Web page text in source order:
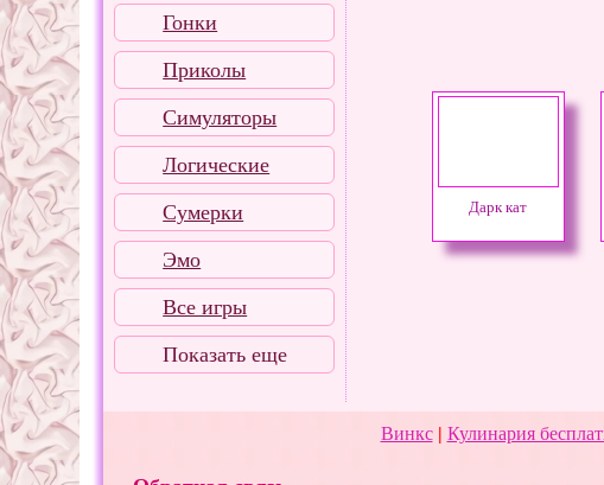
Гонки
Приколы
Симуляторы
Логические
Сумерки
Эмо
Все игры
Показать еще
Дарк кат
Винкс| Кулинария